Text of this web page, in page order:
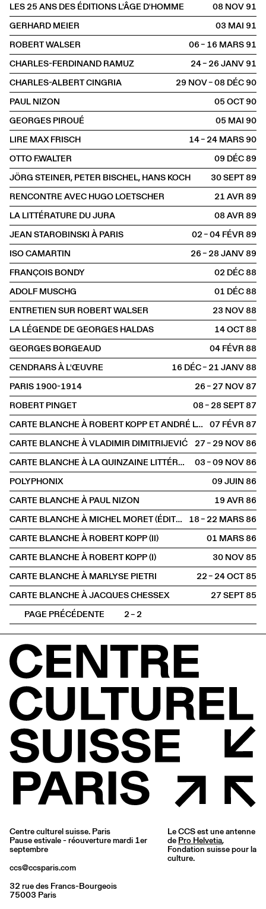
LES 25 ANS DES ÉDITIONS L'ÂGE D'HOMME
08 NOV1991
GERHARD MEIER
03 MAI1991
ROBERT WALSER
06 – 16 MARS1991
CHARLES-FERDINAND RAMUZ
24 – 26 JANV1991
CHARLES-ALBERT CINGRIA
29 NOV – 08 DÉC1990
PAUL NIZON
05 OCT1990
GEORGES PIROUÉ
05 MAI1990
LIRE MAX FRISCH
14 – 24 MARS1990
OTTO F.WALTER
09 DÉC1989
JÖRG STEINER, PETER BISCHEL, HANS KOCH
30 SEPT1989
RENCONTRE AVEC HUGO LOETSCHER
21 AVR1989
LA LITTÉRATURE DU JURA
08 AVR1989
JEAN STAROBINSKI À PARIS
02 – 04 FÉVR1989
ISO CAMARTIN
26 – 28 JANV1989
FRANÇOIS BONDY
02 DÉC1988
ADOLF MUSCHG
01 DÉC1988
ENTRETIEN SUR ROBERT WALSER
23 NOV1988
LA LÉGENDE DE GEORGES HALDAS
14 OCT1988
GEORGES BORGEAUD
04 FÉVR1988
CENDRARS À L'ŒUVRE
16 DÉC – 21 JANV1988
PARIS 1900-1914
26 – 27 NOV1987
ROBERT PINGET
08 – 28 SEPT1987
CARTE BLANCHE À ROBERT KOPP ET ANDRÉ LORANT
07 FÉVR1987
CARTE BLANCHE À VLADIMIR DIMITRIJEVIĆ
27 – 29 NOV1986
CARTE BLANCHE À LA QUINZAINE LITTÉRAIRE
03 – 09 NOV1986
POLYPHONIX
09 JUIN1986
CARTE BLANCHE À PAUL NIZON
19 AVR1986
CARTE BLANCHE À MICHEL MORET (ÉDITIONS DE L'AIRE)
18 – 22 MARS1986
CARTE BLANCHE À ROBERT KOPP (II)
01 MARS1986
CARTE BLANCHE À ROBERT KOPP (I)
30 NOV1985
CARTE BLANCHE À MARLYSE PIETRI
22 – 24 OCT1985
CARTE BLANCHE À JACQUES CHESSEX
27 SEPT1985
PAGE PRÉCÉDENTE
2 – 2
Centre culturel suisse. Paris
Pause estivale - réouverture mardi 1er
septembre
ccs@ccsparis.com
32 rue des Francs-Bourgeois
75003 Paris
Le CCS est une antenne
de Pro Helvetia,
Fondation suisse pour la
culture.